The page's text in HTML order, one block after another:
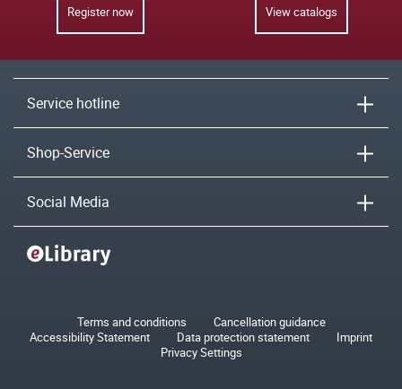
Register now View catalogs
Service hotline
Shop-Service
Social Media
Terms and conditions
Cancellation guidance
Accessibility Statement
Data protection statement
Imprint
Privacy Settings